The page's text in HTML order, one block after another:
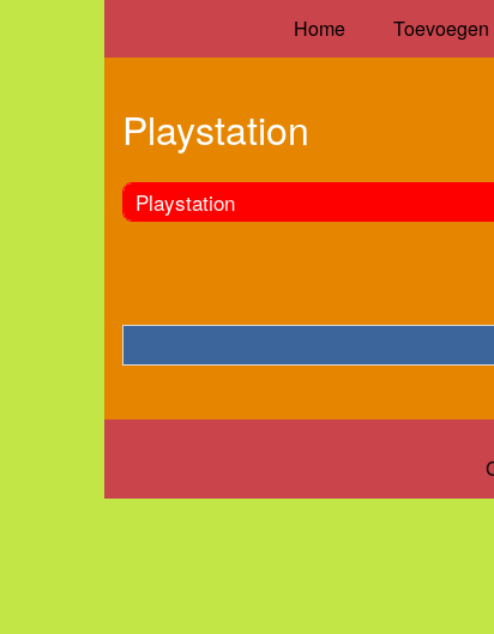
Home Toevoegen
Playstation
Playstation